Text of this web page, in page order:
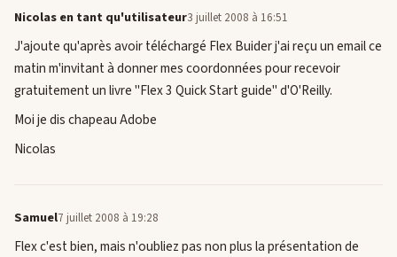
Nicolas en tant qu'utilisateur3 juillet 2008 à 16:51
J'ajoute qu'après avoir téléchargé Flex Buider j'ai reçu un email ce
matin m'invitant à donner mes coordonnées pour recevoir
gratuitement un livre "Flex 3 Quick Start guide" d'O'Reilly.
Moi je dis chapeau Adobe
Nicolas
Samuel7 juillet 2008 à 19:28
Flex c'est bien, mais n'oubliez pas non plus la présentation de